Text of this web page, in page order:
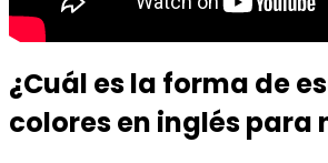
¿Cuál es la forma de
colores en inglés para